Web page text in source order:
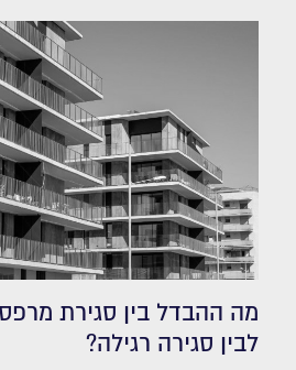
מה ההבדל בין סגירת
לבין סגירה רגילה?